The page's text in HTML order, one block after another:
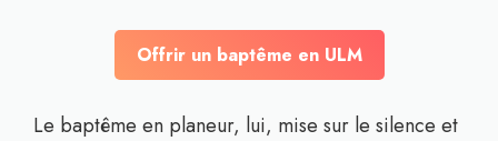
Offrir un baptême en ULM
Le baptême en planeur, lui, mise sur le silence et